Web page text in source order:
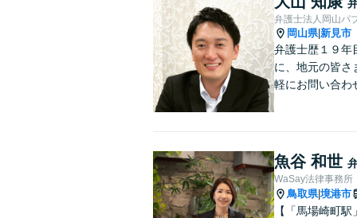
弁護士法人岡山パ
岡山県|新見市
弁護士歴１９年
に、地元の皆さ
軽にお問い合わ
魚谷 和世
WaSay法律事務所
鳥取県|境港市
【「馬場崎町